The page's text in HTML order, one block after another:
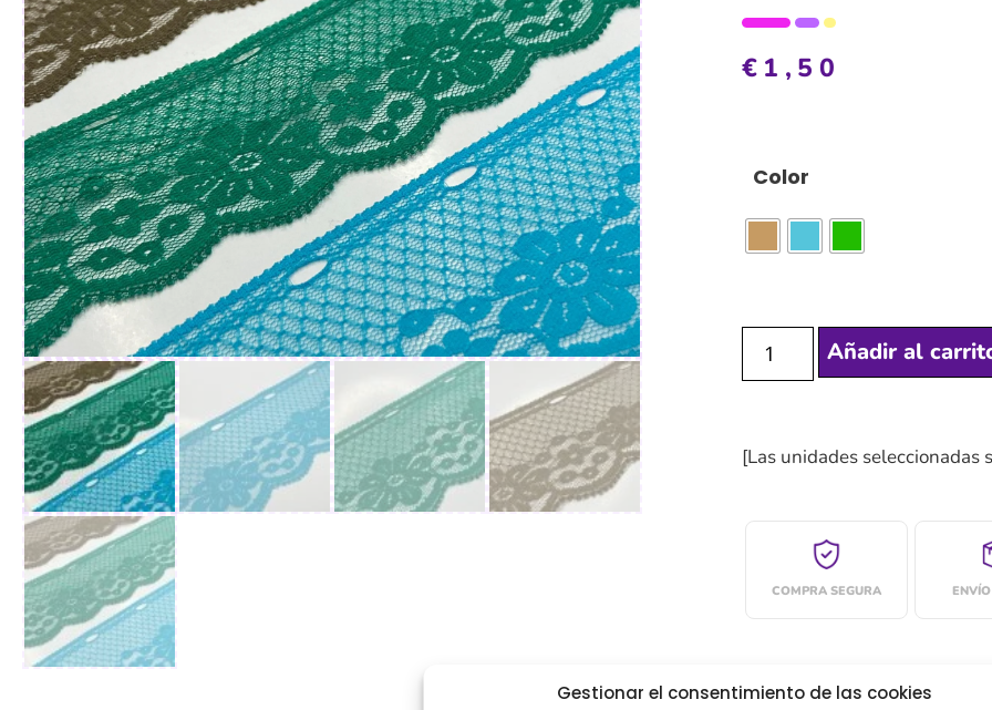
Gestionar el consentimiento de las cookies
€ 1,50
Color
Añadir al
[Las unidades seleccionadas
COMPRA SEGURA